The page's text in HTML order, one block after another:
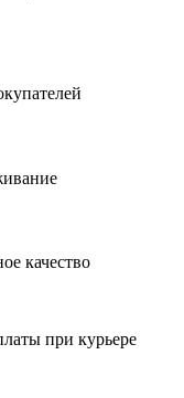
качество
при курьере